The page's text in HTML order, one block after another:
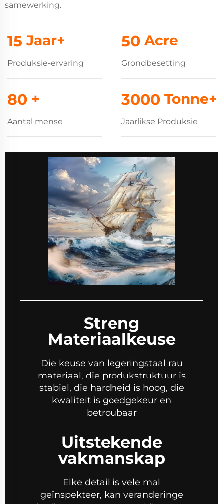
samewerking.
15 Jaar+
Produksie-ervaring
50 Acre
Grondbesetting
80 +
Aantal mense
3000 Tonne+
Jaarlikse Produksie
Streng
Materiaalkeuse
Die keuse van legeringstaal rau
materiaal, die produkstruktuur is
stabiel, die hardheid is hoog, die
kwaliteit is goedgekeur en
betroubaar
Uitstekende
vakmanskap
Elke detail is vele mal
geïnspekteer, kan veranderinge